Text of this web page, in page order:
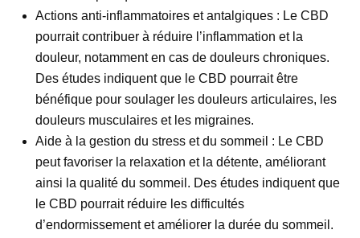
Actions anti-inflammatoires et antalgiques : Le CBD
pourrait contribuer à réduire l’inflammation et la
douleur, notamment en cas de douleurs chroniques.
Des études indiquent que le CBD pourrait être
bénéfique pour soulager les douleurs articulaires, les
douleurs musculaires et les migraines.
Aide à la gestion du stress et du sommeil : Le CBD
peut favoriser la relaxation et la détente, améliorant
ainsi la qualité du sommeil. Des études indiquent que
le CBD pourrait réduire les difficultés
d’endormissement et améliorer la durée du sommeil.